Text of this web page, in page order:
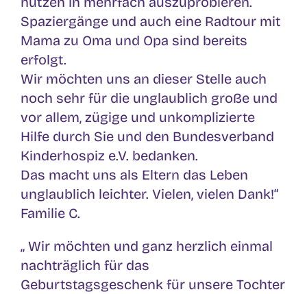
Spaziergänge und auch eine Radtour mit
Mama zu Oma und Opa sind bereits
erfolgt.
Wir möchten uns an dieser Stelle auch
noch sehr für die unglaublich große und
vor allem, zügige und unkomplizierte
Hilfe durch Sie und den Bundesverband
Kinderhospiz e.V. bedanken.
Das macht uns als Eltern das Leben
unglaublich leichter. Vielen, vielen Dank!“
Familie C.
„ Wir möchten und ganz herzlich einmal
nachträglich für das
Geburtstagsgeschenk für unsere Tochter